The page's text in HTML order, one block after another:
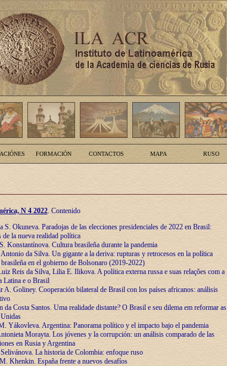
FORMACIÓN CONTACTOS MAPA RUSO
N 4 2022. Contenido
S. Okuneva. Paradojas de las elecciones presidenciales de 2022 en Brasil:
de la nueva realidad política
Konstantínova. Cultura brasileña durante la pandemia
da Silva. Un gigante a la deriva: rupturas y retrocesos en la política
en el gobierno de Bolsonaro (2019-2022)
Reis da Silva, Lilia E. Ilikova. A política externa russa e suas relações com a
Latina e o Brasil
A. Goliney. Cooperación bilateral de Brasil con los países africanos: análisis
da Costa Santos. Uma realidade distante? O Brasil e seu dilema em reformar as
Yákovleva. Argentina: Panorama político y el impacto bajo el pandemia
Morayta. Los jóvenes y la corrupción: un análisis comparado de las
en Rusia y Argentina
La historia de Colombia: enfoque ruso
Khenkin. España frente a nuevos desafíos